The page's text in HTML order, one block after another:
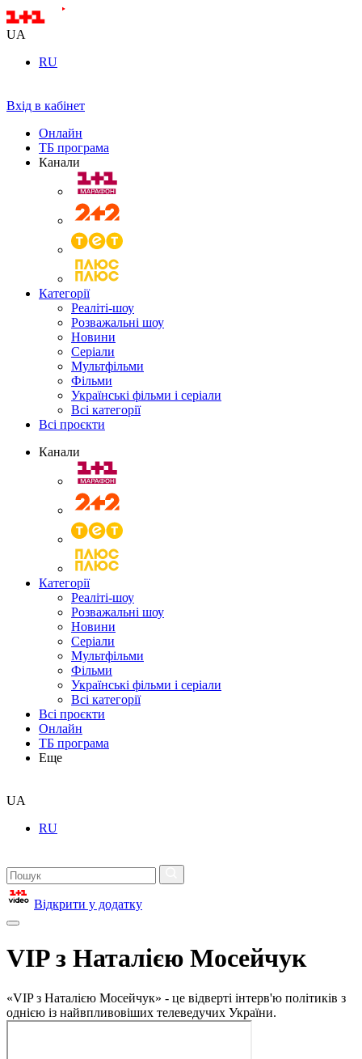
UA
RU
Вхід в кабінет
Онлайн
ТБ програма
Канали
Категорії
Реаліті-шоу
Розважальні шоу
Новини
Серіали
Мультфільми
Фільми
Українські фільми і серіали
Всі категорії
Всі проєкти
Канали
Категорії
Реаліті-шоу
Розважальні шоу
Новини
Серіали
Мультфільми
Фільми
Українські фільми і серіали
Всі категорії
Всі проєкти
Онлайн
ТБ програма
Еще
UA
RU
Відкрити у додатку
VIP з Наталією Мосейчук
«VIP з Наталією Мосейчук» - це відверті інтерв'ю політиків з
однією із найвпливовіших телеведучих України.